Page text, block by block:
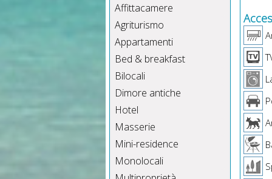
Affittacamere
Agriturismo
Appartamenti
Bed & breakfast
Bilocali
Dimore antiche
Hotel
Masserie
Mini-residence
Monolocali